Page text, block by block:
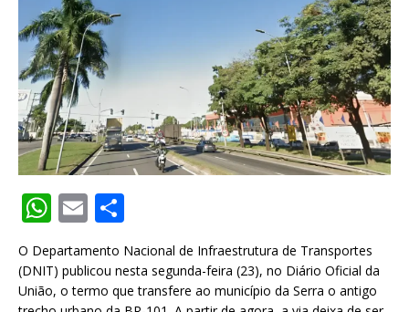
W
h
at
s
E
m
ai
l
h
ar
e
O Departamento Nacional de Infraestrutura de Transportes
(DNIT) publicou nesta segunda-feira (23), no Diário Oficial da
União, o termo que transfere ao município da Serra o antigo